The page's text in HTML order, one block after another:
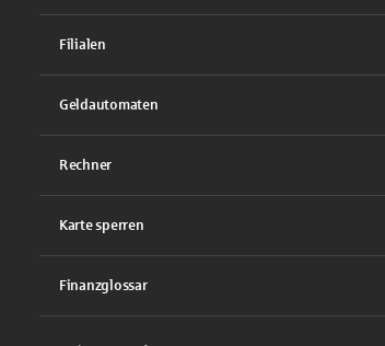
Filialen
Geldautomaten
Rechner
Karte sperren
Finanzglossar